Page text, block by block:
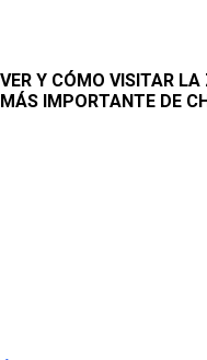
Y CÓMO VISITAR
IMPORTANTE DE